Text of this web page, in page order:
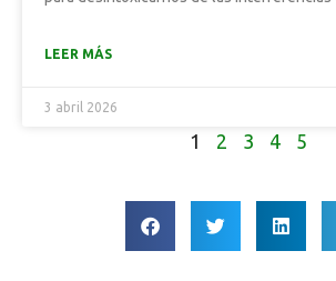
LEER MÁS
3 abril 2026
1 2 3 4 5